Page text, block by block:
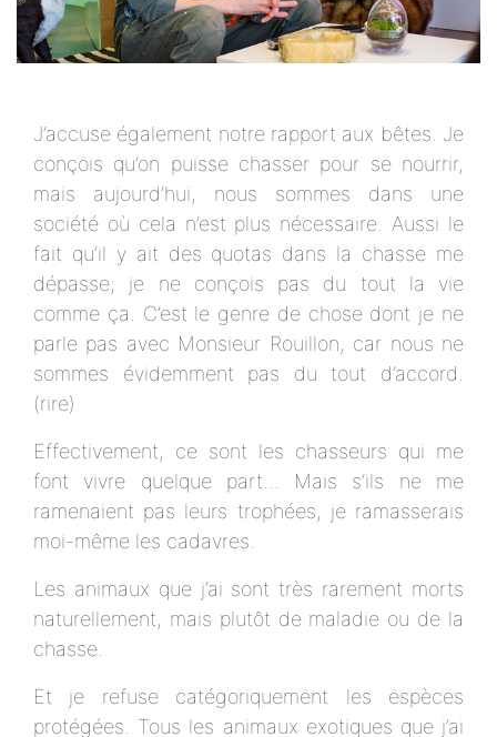
J’accuse également notre rapport aux bêtes. Je
conçois qu’on puisse chasser pour se nourrir,
mais aujourd’hui, nous sommes dans une
société où cela n’est plus nécessaire. Aussi le
fait qu’il y ait des quotas dans la chasse me
dépasse; je ne conçois pas du tout la vie
comme ça. C’est le genre de chose dont je ne
parle pas avec Monsieur Rouillon, car nous ne
sommes évidemment pas du tout d’accord.
(rire)
Effectivement, ce sont les chasseurs qui me
font vivre quelque part… Mais s’ils ne me
ramenaient pas leurs trophées, je ramasserais
moi-même les cadavres.
Les animaux que j’ai sont très rarement morts
naturellement, mais plutôt de maladie ou de la
chasse.
Et je refuse catégoriquement les espèces
protégées. Tous les animaux exotiques que j’ai